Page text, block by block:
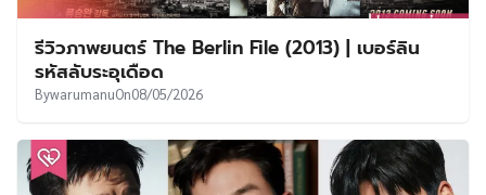
รีวิวภาพยนตร์ The Berlin File (2013) | เบอร์ลิน
รหัสลับระอุเดือด
BywarumanuOn08/05/2026